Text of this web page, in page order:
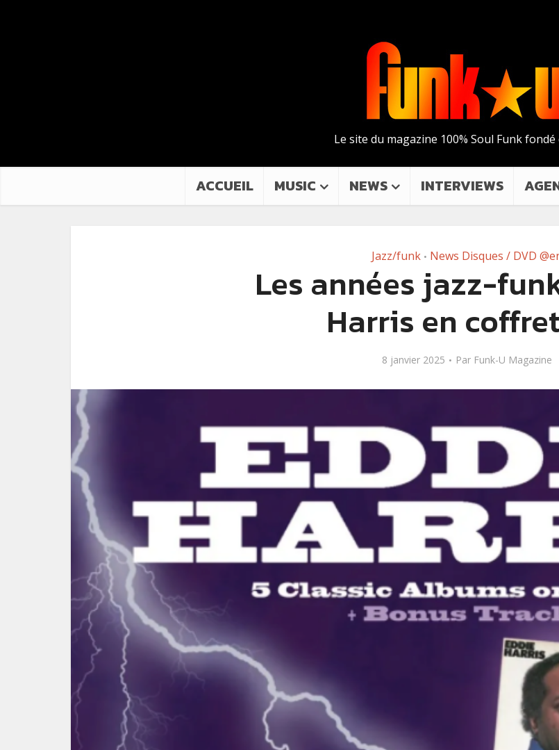
Le site du magazine 100% Soul Funk fondé
ACCUEIL MUSIC NEWS INTERVIEWS
Jazz/funk • News Disques / DVD
Les années jazz-
Harris en
8 janvier 2025 Par Funk-U Magazine